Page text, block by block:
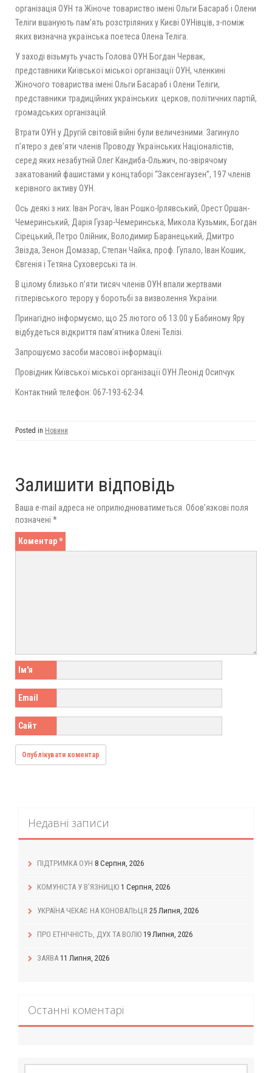
організація ОУН та Жіноче товариство імені Ольги Басараб і Олени
Теліги вшанують пам’ять розстріляних у Києві ОУНівців, з-поміж
яких визначна українська поетеса Олена Теліга.
У заході візьмуть участь Голова ОУН Богдан Червак,
представники Київської міської організації ОУН, членкині
Жіночого товариства імені Ольги Басараб і Олени Теліги,
представники традиційних українських церков, політичних партій,
громадських організацій.
Втрати ОУН у Другій світовій війні були величезними. Загинуло
п’ятеро з дев’яти членів Проводу Українських Націоналістів,
серед яких незабутній Олег Кандиба-Ольжич, по-звірячому
закатований фашистами у концтаборі “Заксенгаузен”, 197 членів
керівного активу ОУН.
Ось деякі з них: Іван Рогач, Іван Рошко-Ірлявський, Орест Оршан-
Чемеринський, Дарія Гузар-Чемеринська, Микола Кузьмик, Богдан
Сірецький, Петро Олійник, Володимир Баранецький, Дмитро
Звізда, Зенон Домазар, Степан Чайка, проф. Гупало, Іван Кошик,
Євгенія і Тетяна Суховерські та ін.
В цілому близько п’яти тисяч членів ОУН впали жертвами
гітлерівського терору у боротьбі за визволення України.
Принагідно інформуємо, що 25 лютого об 13.00 у Бабиному Яру
відбудеться відкриття пам’ятника Олені Телізі.
Запрошуємо засоби масової інформації.
Провідник Київської міської організації ОУН Леонід Осипчук
Контактний телефон: 067-193-62-34.
Posted in Новини
Залишити відповідь
Ваша e-mail адреса не оприлюднюватиметься. Обов’язкові поля
позначені *
Коментар*
Ім'я
Email
Сайт
Недавні записи
ПІДТРИМКА ОУН 8 Серпня, 2026
КОМУНІСТА У В’ЯЗНИЦЮ 1 Серпня, 2026
УКРАЇНА ЧЕКАЄ НА КОНОВАЛЬЦЯ 25 Липня, 2026
ПРО ЕТНІЧНІСТЬ, ДУХ ТА ВОЛЮ 19 Липня, 2026
ЗАЯВА 11 Липня, 2026
Останні коментарі